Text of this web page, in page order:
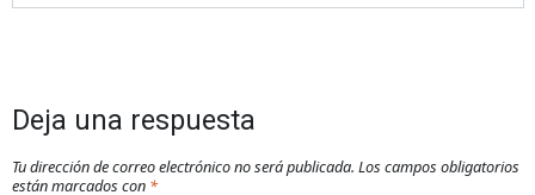
Deja una respuesta
Tu dirección de correo electrónico no será publicada. Los campos obligatorios
están marcados con *